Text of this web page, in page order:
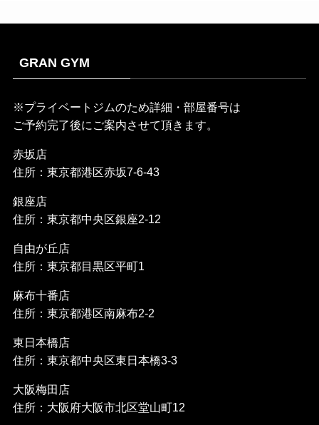
GRAN GYM
※プライベートジムのため詳細・部屋番号は
ご予約完了後にご案内させて頂きます。
赤坂店
住所：東京都港区赤坂7-6-43
銀座店
住所：東京都中央区銀座2-12
自由が丘店
住所：東京都目黒区平町1
麻布十番店
住所：東京都港区南麻布2-2
東日本橋店
住所：東京都中央区東日本橋3-3
大阪梅田店
住所：大阪府大阪市北区堂山町12